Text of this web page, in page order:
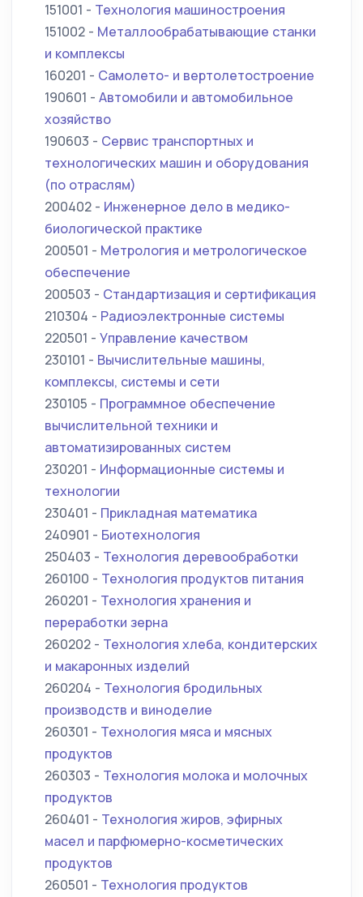
151001 - Технология машиностроения
151002 - Металлообрабатывающие станки
и комплексы
160201 - Самолето- и вертолетостроение
190601 - Автомобили и автомобильное
хозяйство
190603 - Сервис транспортных и
технологических машин и оборудования
(по отраслям)
200402 - Инженерное дело в медико-
биологической практике
200501 - Метрология и метрологическое
обеспечение
200503 - Стандартизация и сертификация
210304 - Радиоэлектронные системы
220501 - Управление качеством
230101 - Вычислительные машины,
комплексы, системы и сети
230105 - Программное обеспечение
вычислительной техники и
автоматизированных систем
230201 - Информационные системы и
технологии
230401 - Прикладная математика
240901 - Биотехнология
250403 - Технология деревообработки
260100 - Технология продуктов питания
260201 - Технология хранения и
переработки зерна
260202 - Технология хлеба, кондитерских
и макаронных изделий
260204 - Технология бродильных
производств и виноделие
260301 - Технология мяса и мясных
продуктов
260303 - Технология молока и молочных
продуктов
260401 - Технология жиров, эфирных
масел и парфюмерно-косметических
продуктов
260501 - Технология продуктов